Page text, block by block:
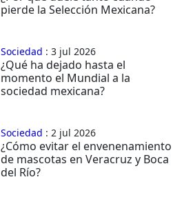
pierde la Selección Mexicana?
Sociedad : 3 jul 2026
¿Qué ha dejado hasta el
momento el Mundial a la
sociedad mexicana?
Sociedad : 2 jul 2026
¿Cómo evitar el envenenamiento
de mascotas en Veracruz y Boca
del Río?